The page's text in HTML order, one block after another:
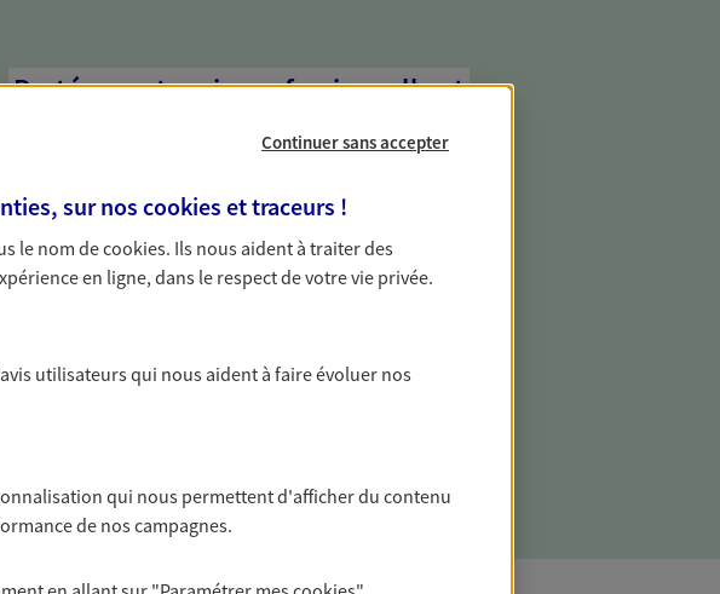
Protéger votre vie professionnelle et
solutions assurantielles couvrant les risques liés à votre
interlocuteur pour tous vos besoins, ça change tout.
De nombreuses solutions s'offrent à vous pour faire
Continuer sans accepter
sur nos cookies et traceurs !
le nom decookies. Ils nous aident à traiter des
en ligne, dans le respect de votre vie privée.
utilisateurs qui nous aident à faire évoluer nos
qui nous permettent d'afficher du contenu
de nos campagnes.